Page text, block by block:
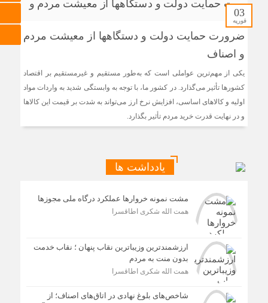
03
فوریه
ضرورت حمایت دولت و دستگاهها از معیشت مردم
و اصناف
یکی از مهم‌ترین عواملی است که به‌طور مستقیم و غیرمستقیم بر اقتصاد
کشورها تأثیر می‌گذارد. در کشور ما، با توجه به وابستگی شدید به واردات مواد
اولیه و کالاهای اساسی، افزایش نرخ ارز می‌تواند به شدت بر قیمت این کالاها
و در نهایت قدرت خرید مردم تأثیر بگذارد.
یادداشت ها
مشت نمونه خروارها عملکرد درگاه ملی مجوزها
همت الله شکری اطاقسرا
ارزشمندترین وزیباترین نقاب پنهان ؛ نقاب خدمت
بدون منت به مردم
همت الله شکری اطاقسرا
شاخص‌های بلوغ نهادی در اتاق‌های اصناف؛ از